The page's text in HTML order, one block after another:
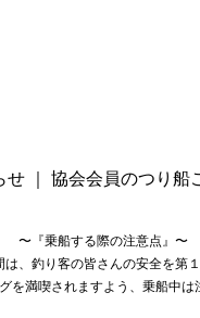
せ ｜ 協会会員のつり船
〜『乗船する際の注意点』〜
、釣り客の皆さんの安全を第
を満喫されますよう、乗船中は